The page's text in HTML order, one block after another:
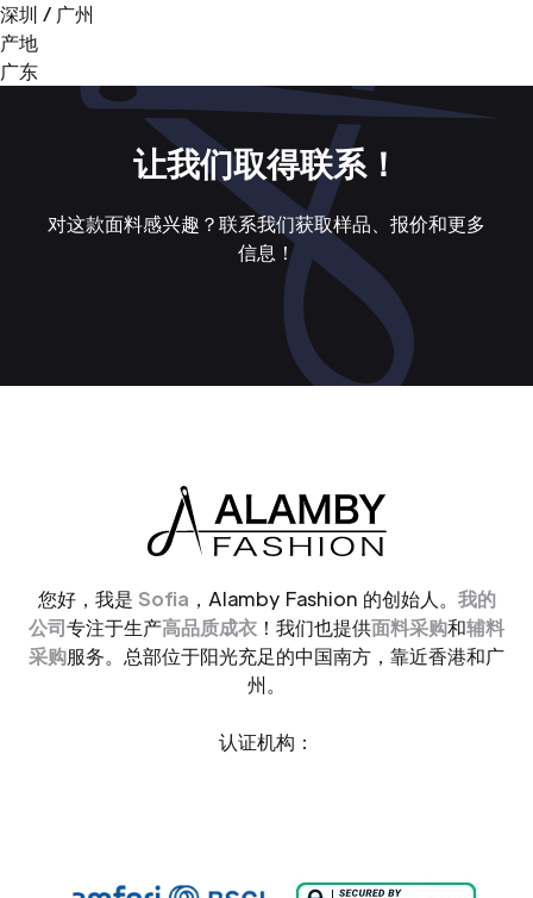
深圳 / 广州
产地
广东
让我们取得联系！
对这款面料感兴趣？联系我们获取样品、报价和更多
信息！
您好，我是 Sofia ，Alamby Fashion 的创始人。 我的
公司专注于生产高品质成衣 ！我们也提供面料采购和辅料
采购服务。总部位于阳光充足的中国南方，靠近香港和广
州。
认证机构：